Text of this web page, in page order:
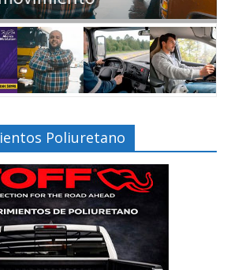
Poliuretano